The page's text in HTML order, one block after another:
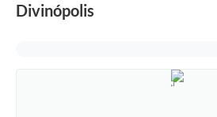
Divinópolis